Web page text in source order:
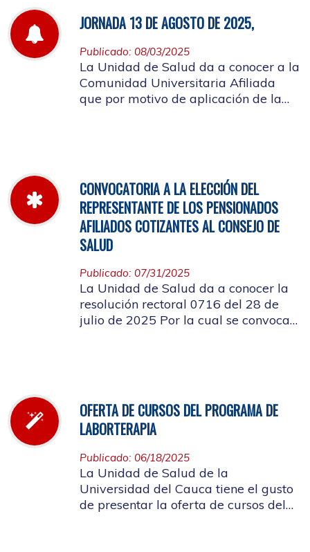
JORNADA 13 DE AGOSTO DE 2025,
Publicado: 08/03/2025
La Unidad de Salud da a conocer a la
Comunidad Universitaria Afiliada
que por motivo de aplicación de la
CONVOCATORIA A LA ELECCIÓN DEL
REPRESENTANTE DE LOS PENSIONADOS
AFILIADOS COTIZANTES AL CONSEJO DE
SALUD
Publicado: 07/31/2025
La Unidad de Salud da a conocer la
resolución rectoral 0716 del 28 de
julio de 2025 Por la cual se convoca
OFERTA DE CURSOS DEL PROGRAMA DE
LABORTERAPIA
Publicado: 06/18/2025
La Unidad de Salud de la
Universidad del Cauca tiene el gusto
de presentar la oferta de cursos del